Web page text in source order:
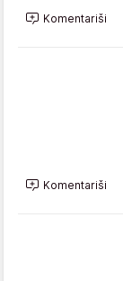
Komentariši
Komentariši